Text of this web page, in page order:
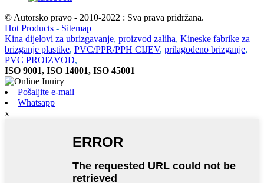
© Autorsko pravo - 2010-2022 : Sva prava pridržana.
Hot Products - Sitemap
Kina dijelovi za ubrizgavanje, proizvod zaliha, Kineske fabrike za
brizganje plastike, PVC/PPR/PPH CIJEV, prilagođeno brizganje,
PVC PROIZVOD,
ISO 9001, ISO 14001, ISO 45001
Pošaljite e-mail
Whatsapp
x